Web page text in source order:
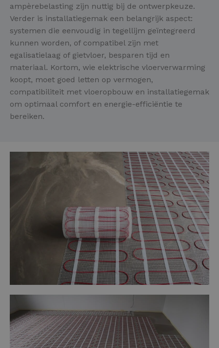
ampèrebelasting zijn nuttig bij de ontwerpkeuze.
Verder is installatiegemak een belangrijk aspect:
systemen die eenvoudig in tegellijm geïntegreerd
kunnen worden, of compatibel zijn met
egalisatielaag of gietvloer, besparen tijd en
materiaal. Kortom, wie elektrische vloerverwarming
koopt, moet goed letten op vermogen,
compatibiliteit met vloeropbouw en installatiegemak
om optimaal comfort en energie-efficiëntie te
bereiken.